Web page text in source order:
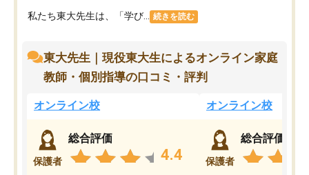
私たち東大先生は、「学び... 続きを読む
東大先生｜現役東大生によるオンライン家庭
教師・個別指導の口コミ・評判
オンライン校
保護者
総合評価
4.4
オンライン校
保護者
総合評価